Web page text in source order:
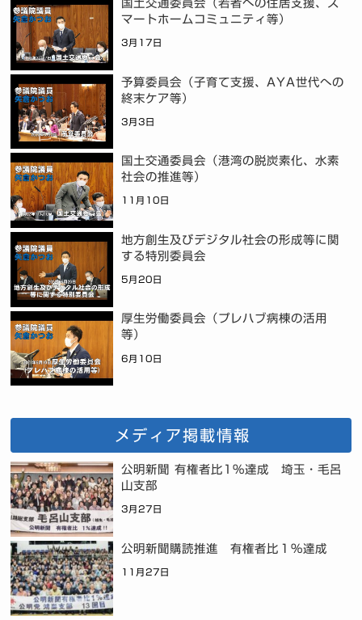
国土交通委員会（若者への住居支援、ス
マートホームコミュニティ等）
3月17日
予算委員会（子育て支援、AYA世代への
終末ケア等）
3月3日
国土交通委員会（港湾の脱炭素化、水素
社会の推進等）
11月10日
地方創生及びデジタル社会の形成等に関
する特別委員会
5月20日
厚生労働委員会（プレハブ病棟の活用
等）
6月10日
メディア掲載情報
公明新聞 有権者比1%達成 埼玉・毛呂
山支部
3月27日
公明新聞購読推進 有権者比１％達成
11月27日